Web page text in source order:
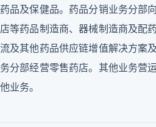
药品及保健品。药品分销业务分部
店等药品制造商、器械制造商及配
流及其他药品供应链增值解决方案
务分部经营零售药店。其他业务营
他业务。